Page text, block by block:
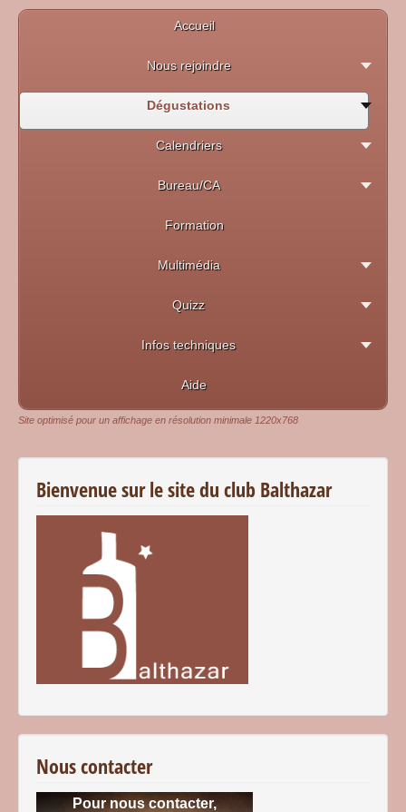
Accueil
Nous rejoindre
Dégustations
Calendriers
Bureau/CA
Formation
Multimédia
Quizz
Infos techniques
Aide
Site optimisé pour un affichage en résolution minimale 1220x768
Bienvenue sur le site du club Balthazar
Nous contacter
Pour nous contacter,